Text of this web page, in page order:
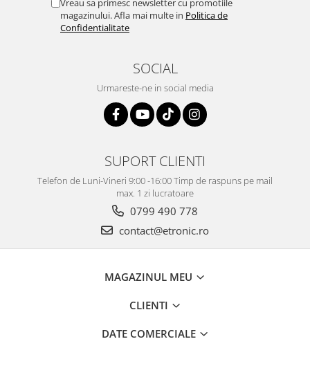
magazinului. Afla mai multe in Politica de
Confidentialitate
SOCIAL
Urmareste-ne in social media
SUPORT CLIENTI
Telefon de Luni-Vineri 9:00 -16:00 Timp de raspuns pe mail
max. 1 zi lucratoare
0799 490 778
contact@etronic.ro
MAGAZINUL MEU
CLIENTI
DATE COMERCIALE